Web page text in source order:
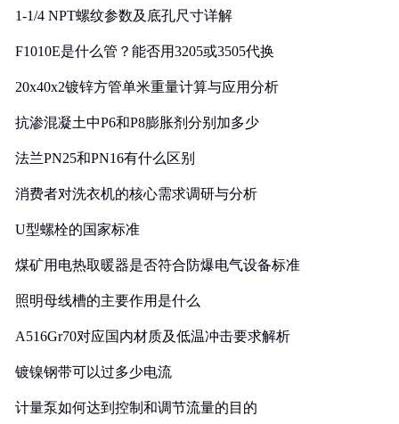
1-1/4 NPT螺纹参数及底孔尺寸详解
F1010E是什么管？能否用3205或3505代换
20x40x2镀锌方管单米重量计算与应用分析
抗渗混凝土中P6和P8膨胀剂分别加多少
法兰PN25和PN16有什么区别
消费者对洗衣机的核心需求调研与分析
U型螺栓的国家标准
煤矿用电热取暖器是否符合防爆电气设备标准
照明母线槽的主要作用是什么
A516Gr70对应国内材质及低温冲击要求解析
镀镍钢带可以过多少电流
计量泵如何达到控制和调节流量的目的